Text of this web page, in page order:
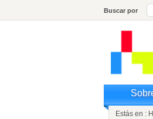
Buscar por
Estás en :